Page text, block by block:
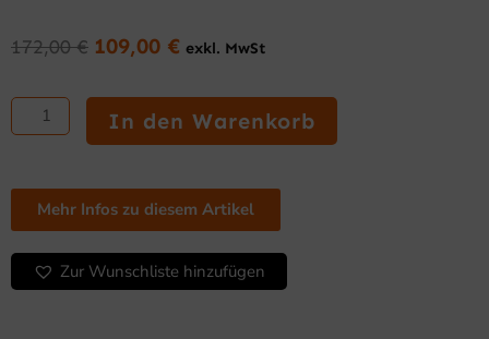
172,00€ Ursprünglicher
war:
172,00 €
109,00 € Aktueller
ist:
109,00 €.
exkl. MwSt
XL-
Lade
Kassenschublade
8
Münzfächer
&
5
Notenfächer
In den Warenkorb
Mehr Infos zu diesem Artikel
Zur Wunschliste hinzufügen